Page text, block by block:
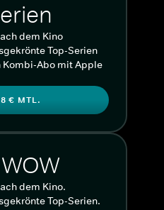
dem Kino
Top-Serien
Abo mit Apple
€ MTL.
dem Kino.
Top-Serien.